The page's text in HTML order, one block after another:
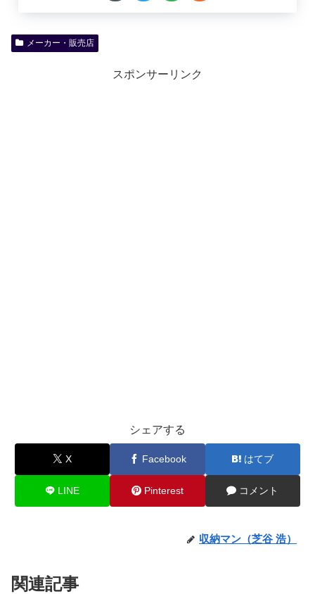
メーカー・販売店
スポンサーリンク
シェアする
X Facebook はてブ
LINE Pinterest コメント
収納マン（芝谷 浩）
関連記事